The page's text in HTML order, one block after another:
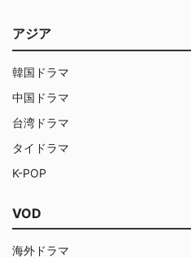
アジア
韓国ドラマ
中国ドラマ
台湾ドラマ
タイドラマ
K-POP
VOD
海外ドラマ